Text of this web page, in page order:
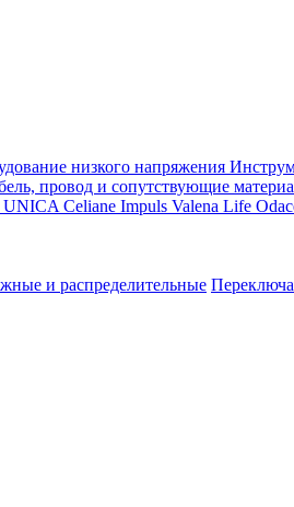
низкого напряжения
провод и сопутствующие
UNICA Celiane Impuls Valena Life
и распределительные